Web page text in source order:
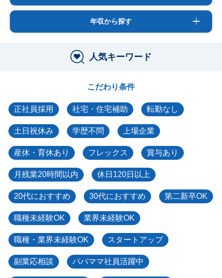
年収から探す
人気キーワード
こだわり条件
正社員採用 社宅・住宅補助 転勤なし
土日祝休み 学歴不問 上場企業
産休・育休あり フレックス 賞与あり
月残業20時間以内 休日120日以上
20代におすすめ 30代におすすめ 第二新卒OK
職種未経験OK 業界未経験OK
職種・業界未経験OK スタートアップ
副業応相談 パパママ社員活躍中